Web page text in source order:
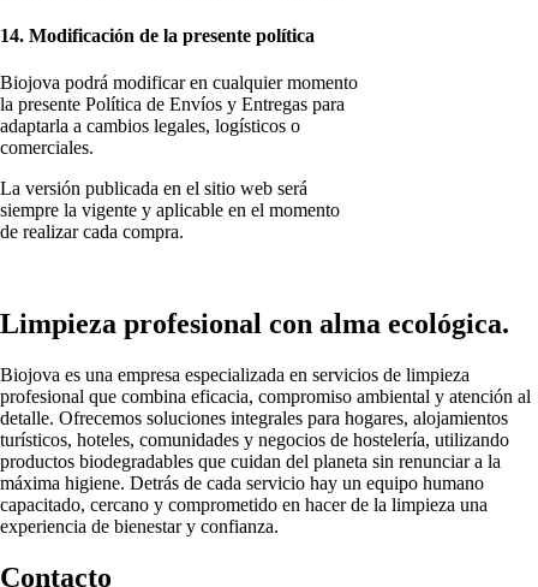
14. Modificación de la presente política
Biojova podrá modificar en cualquier momento
la presente Política de Envíos y Entregas para
adaptarla a cambios legales, logísticos o
comerciales.
La versión publicada en el sitio web será
siempre la vigente y aplicable en el momento
de realizar cada compra.
Limpieza profesional con alma ecológica.
Biojova es una empresa especializada en servicios de limpieza
profesional que combina eficacia, compromiso ambiental y atención al
detalle. Ofrecemos soluciones integrales para hogares, alojamientos
turísticos, hoteles, comunidades y negocios de hostelería, utilizando
productos biodegradables que cuidan del planeta sin renunciar a la
máxima higiene. Detrás de cada servicio hay un equipo humano
capacitado, cercano y comprometido en hacer de la limpieza una
experiencia de bienestar y confianza.
Contacto